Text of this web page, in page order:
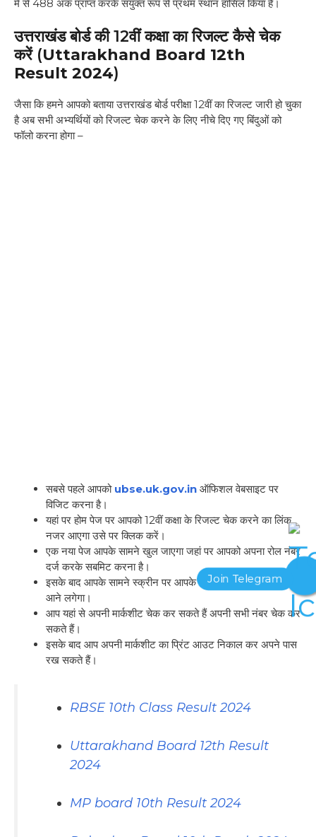
में से 488 अंक प्राप्त करके संयुक्त रूप से प्रथम स्थान हासिल किया है।
उत्तराखंड बोर्ड की 12वीं कक्षा का रिजल्ट कैसे चेक
करें (Uttarakhand Board 12th
Result 2024)
जैसा कि हमने आपको बताया उत्तराखंड बोर्ड परीक्षा 12वीं का रिजल्ट जारी हो चुका
है अब सभी अभ्यर्थियों को रिजल्ट चेक करने के लिए नीचे दिए गए बिंदुओं को
फॉलो करना होगा –
सबसे पहले आपको ubse.uk.gov.in ऑफिशल वेबसाइट पर
विजिट करना है।
यहां पर होम पेज पर आपको 12वीं कक्षा के रिजल्ट चेक करने का लिंक
नजर आएगा उसे पर क्लिक करें।
एक नया पेज आपके सामने खुल जाएगा जहां पर आपको अपना रोल नंबर
दर्ज करके सबमिट करना है।
इसके बाद आपके सामने स्क्रीन पर आपके द्वारा चाहा गया रिजल्ट नजर
आने लगेगा।
आप यहां से अपनी मार्कशीट चेक कर सकते हैं अपनी सभी नंबर चेक कर
सकते हैं।
इसके बाद आप अपनी मार्कशीट का प्रिंट आउट निकाल कर अपने पास
रख सकते हैं।
RBSE 10th Class Result 2024
Uttarakhand Board 12th Result
2024
MP board 10th Result 2024